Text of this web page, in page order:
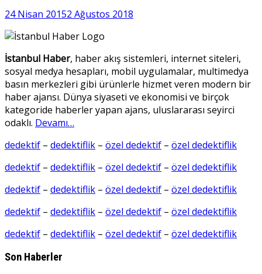
24 Nisan 20152 Ağustos 2018
İstanbul Haber, haber akış sistemleri, internet siteleri,
sosyal medya hesapları, mobil uygulamalar, multimedya
basın merkezleri gibi ürünlerle hizmet veren modern bir
haber ajansı. Dünya siyaseti ve ekonomisi ve birçok
kategoride haberler yapan ajans, uluslararası seyirci
odaklı. Devamı…
dedektif – dedektiflik – özel dedektif – özel dedektiflik
dedektif – dedektiflik – özel dedektif – özel dedektiflik
dedektif – dedektiflik – özel dedektif – özel dedektiflik
dedektif – dedektiflik – özel dedektif – özel dedektiflik
dedektif – dedektiflik – özel dedektif – özel dedektiflik
Son Haberler